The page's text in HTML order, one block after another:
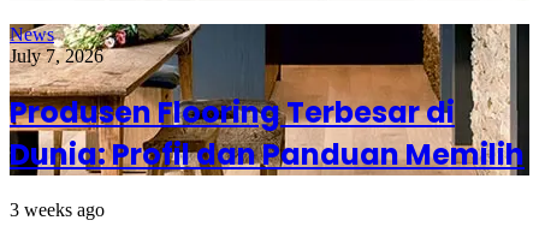
News
July 7, 2026
Produsen Flooring Terbesar di
Dunia: Profil dan Panduan Memilih
3 weeks ago